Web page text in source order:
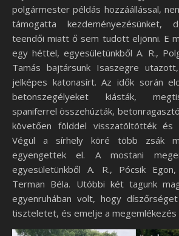
polgármester példás hozzáállással,
támogatta
teendői miatt ő sem tudott eljönni. E
egy héttel, egyesületünkből A. R.,
Tamás bajtársunk Isaszegre
jelképes katonasírt. Az idők során
betonszegélyeket kiásták,
spaniferrel összehúzták,
követően földdel visszatöltötték és
Végül a sírhely köré több zsák
egyengettek el. A mostani
egyesületünkből A. R., Pócsik
Terman Béla. Utóbbi két tagunk
egyenruhában volt, hogy
tiszteletet, és emelje a megemlékezés